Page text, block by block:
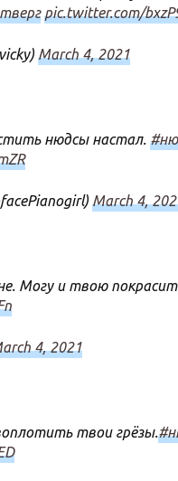
pic.twitter.com/
March 4, 2021
нюдсы настал.
March 4,
Могу и твою
4, 2021
твои грёзы.